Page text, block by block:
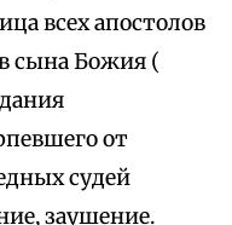
всех апостолов
сына Божия (
от
судей
заушение.